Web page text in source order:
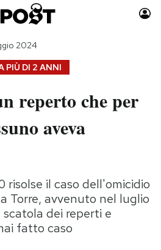
Auto
Moda
Consumismi
Media
Europa
Altrecose
PIÙ DI 2 ANNI
2024
reperto che per
aveva
risolse il caso dell'omicidio
Torre, avvenuto nel luglio
scatola dei reperti e
fatto caso